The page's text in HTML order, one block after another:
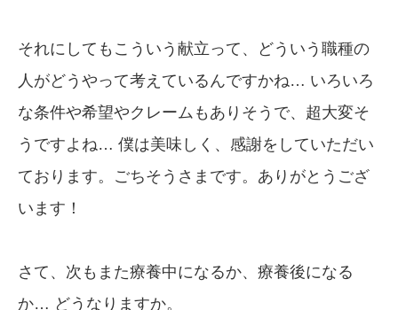
それにしてもこういう献立って、どういう職種の
人がどうやって考えているんですかね… いろいろ
な条件や希望やクレームもありそうで、超大変そ
うですよね… 僕は美味しく、感謝をしていただい
ております。ごちそうさまです。ありがとうござ
います！
さて、次もまた療養中になるか、療養後になる
か… どうなりますか。